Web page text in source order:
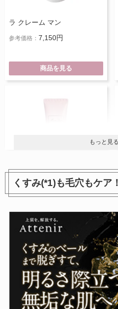
ラ クレーム マン
参考価格： 7,150円
商品を見る
ミス ディオール ハンド クリ
参考価格：5,170円
もっと見る
くすみ(*1)も毛穴もケア